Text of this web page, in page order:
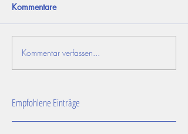
Kommentare
Kommentar verfassen...
Empfohlene Einträge